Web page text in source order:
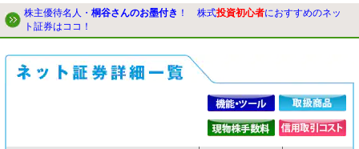
株主優待名人・ 桐谷さんのお墨付き ！ 株式投資初心者におすすめのネッ
ト証券はココ！